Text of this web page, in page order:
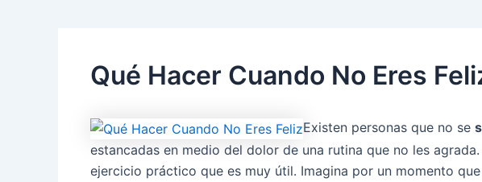
Qué Hacer Cuando No Eres
Existen personas que no se
estancadas en medio del dolor de una rutina que no les
ejercicio práctico que es muy útil. Imagina por un momento